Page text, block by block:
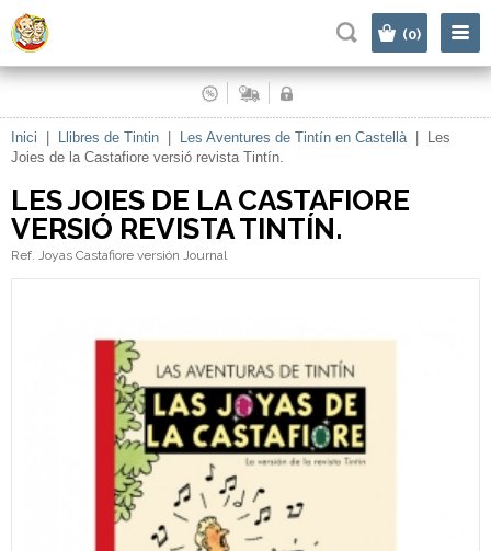
(0)
Inici Llibres de Tintin Les Aventures de Tintín en Castellà|
Les
Joies de la Castafiore versió revista Tintín.
LES JOIES DE LA CASTAFIORE
VERSIÓ REVISTA TINTÍN.
Ref. Joyas Castafiore versión Journal